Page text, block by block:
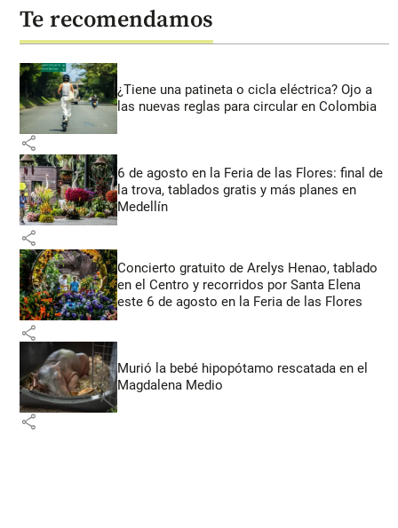
Te recomendamos
¿Tiene una patineta o cicla eléctrica? Ojo a
las nuevas reglas para circular en Colombia
share
6 de agosto en la Feria de las Flores: final de
la trova, tablados gratis y más planes en
Medellín
share
Concierto gratuito de Arelys Henao, tablado
en el Centro y recorridos por Santa Elena
este 6 de agosto en la Feria de las Flores
share
Murió la bebé hipopótamo rescatada en el
Magdalena Medio
share